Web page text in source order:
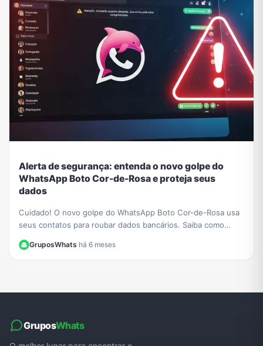
Alerta de segurança: entenda o novo golpe do
WhatsApp Boto Cor-de-Rosa e proteja seus
dados
Cuidado! O novo golpe do WhatsApp Boto Cor-de-Rosa usa
seus contatos para roubar dados bancários. Saiba como
GruposWhats·há 6 meses
GruposWhats